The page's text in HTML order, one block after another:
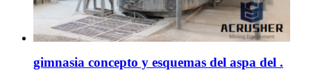
gimnasia concepto y esquemas del aspa del .